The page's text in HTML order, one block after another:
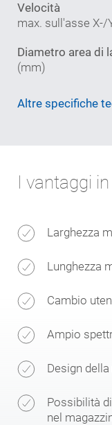
Velocità
max. sull'asse
Diametro area di
(mm)
Altre specifiche
I vantaggi
Larghezza
Lunghezza
Cambio
Ampio
Design
Possibilità
nel